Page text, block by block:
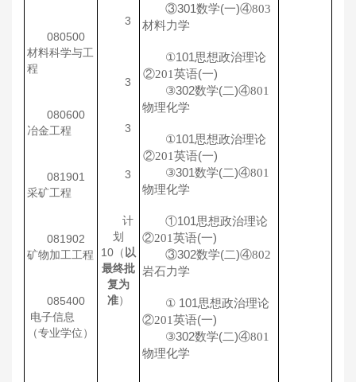
080500
材料科学与工
程
080600
冶金工程
081901
采矿工程
081902
矿物加工工程
085400
电子信息
（专业学位）
3
3
3
3
计
划
10（以
最终批
复为
准）
③301数学(一)④803
材料力学
①101思想政治理论
②201英语(一)
③302数学(二)④801
物理化学
①101思想政治理论
②201英语(一)
③301数学(二)④801
物理化学
①101思想政治理论
②201英语(一)
③302数学(二)④802
岩石力学
① 101思想政治理论
②201英语(一)
③302数学(二)④801
物理化学